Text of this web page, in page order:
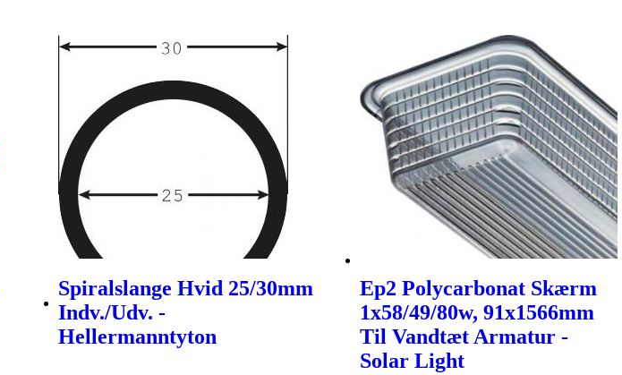
Spiralslange Hvid 25/30mm
Indv./Udv. -
Hellermanntyton
Ep2 Polycarbonat Skærm
1x58/49/80w, 91x1566mm
Til Vandtæt Armatur -
Solar Light